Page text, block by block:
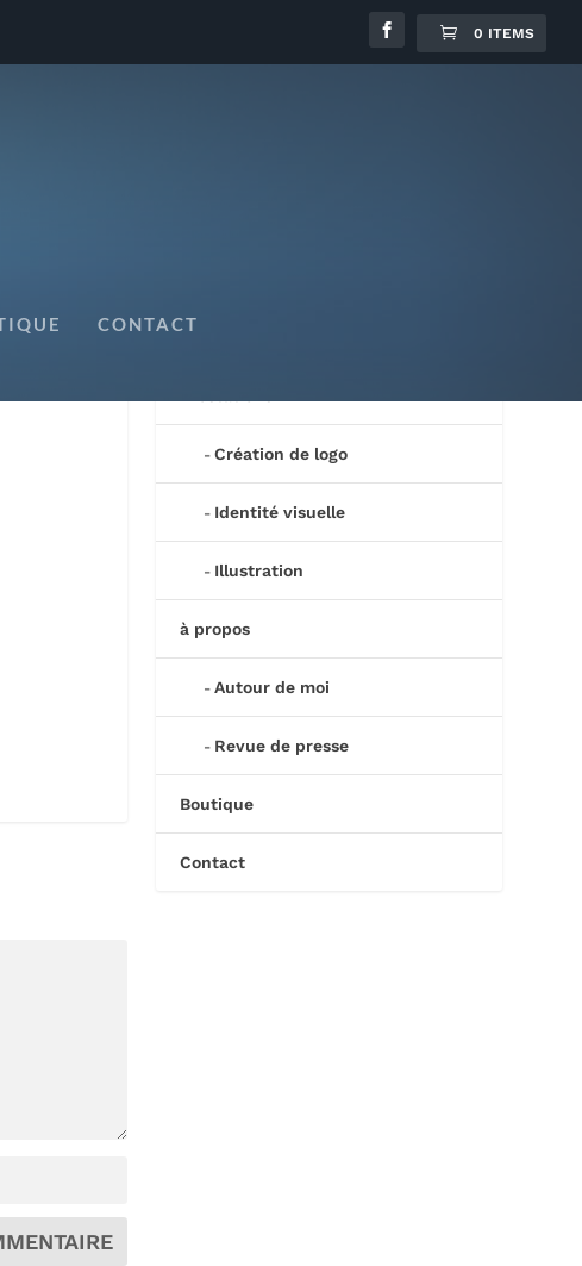
0 ITEMS
CONTACT
Mes créations
Création de logo
Identité visuelle
Illustration
à propos
Autour de moi
Revue de presse
Boutique
Contact